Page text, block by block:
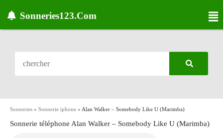
Sonneries123.Com
Sonneries » Sonnerie iphone » Alan Walker – Somebody Like U (Marimba)
Sonnerie téléphone Alan Walker – Somebody Like U (Marimba)